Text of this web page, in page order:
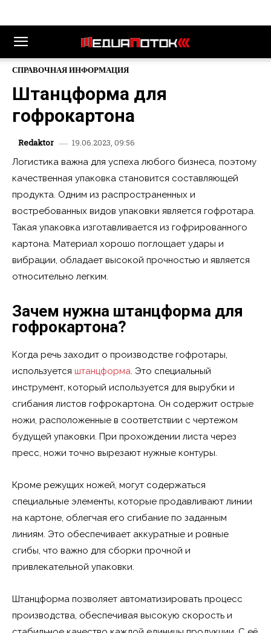
СПРАВОЧНАЯ ИНФОРМАЦИЯ
Штанцформа для
гофрокартона
Redaktor
19.06.2023, 09:56
Логистика важна для успеха любого бизнеса, поэтому
качественная упаковка становится составляющей
продукта. Одним из распространенных и
востребованных видов упаковки является гофротара.
Такая упаковка изготавливается из гофрированного
картона. Материал хорошо поглощает удары и
вибрации, обладает высокой прочностью и является
относительно легким.
Зачем нужна штанцформа для
гофрокартона?
Когда речь заходит о производстве гофротары,
используется штанцформа. Это специальный
инструмент, который используется для вырубки и
сгибания листов гофрокартона. Он содержит острые
ножи, расположенные в соответствии с чертежом
будущей упаковки. При прохождении листа через
пресс, ножи точно вырезают нужные контуры.
Кроме режущих ножей, могут содержаться
специальные элементы, которые продавливают линии
на картоне, облегчая его сгибание по заданным
линиям. Это обеспечивает аккуратные и ровные
сгибы, что важно для сборки прочной и
привлекательной упаковки.
Штанцформа позволяет автоматизировать процесс
производства, обеспечивая высокую скорость и